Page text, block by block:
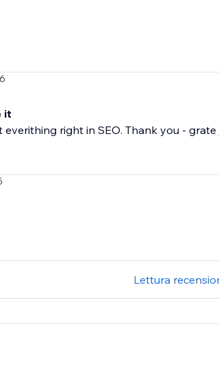
it
right in SEO. Thank you - grate
Lettura